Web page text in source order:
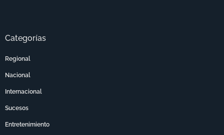
Categorías
Regional
Nacional
Internacional
Sucesos
Entretenimiento